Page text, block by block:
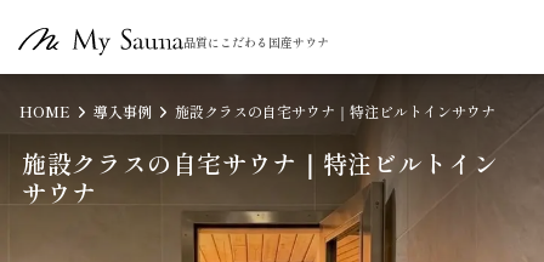
品質にこだわる国産サウナ
HOME 導入事例 施設クラスの自宅サウナ｜特注ビルトインサウナ
施設クラスの自宅サウナ｜特注ビルトイン
サウナ